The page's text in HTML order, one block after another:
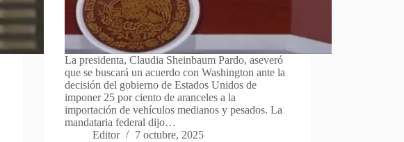
La presidenta, Claudia Sheinbaum Pardo, aseveró
que se buscará un acuerdo con Washington ante la
decisión del gobierno de Estados Unidos de
imponer 25 por ciento de aranceles a la
importación de vehículos medianos y pesados. La
mandataria federal dijo…
Editor
7 octubre, 2025